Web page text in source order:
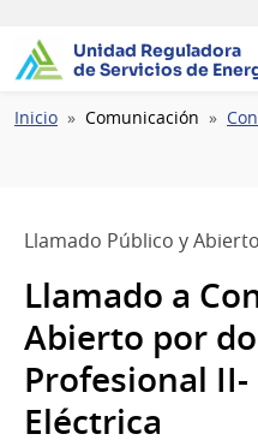
Unidad Reguladora
de Servicios de
Ruta
Inicio Comunicación
Llamado Público y Abierto
Llamado a
Abierto por
Profesional II-
Eléctrica